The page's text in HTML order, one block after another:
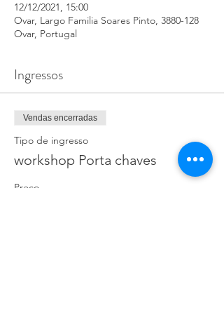
12/12/2021, 15:00
Ovar, Largo Familia Soares Pinto, 3880-128
Ovar, Portugal
Ingressos
Vendas encerradas
Tipo de ingresso
workshop Porta chaves
Preço